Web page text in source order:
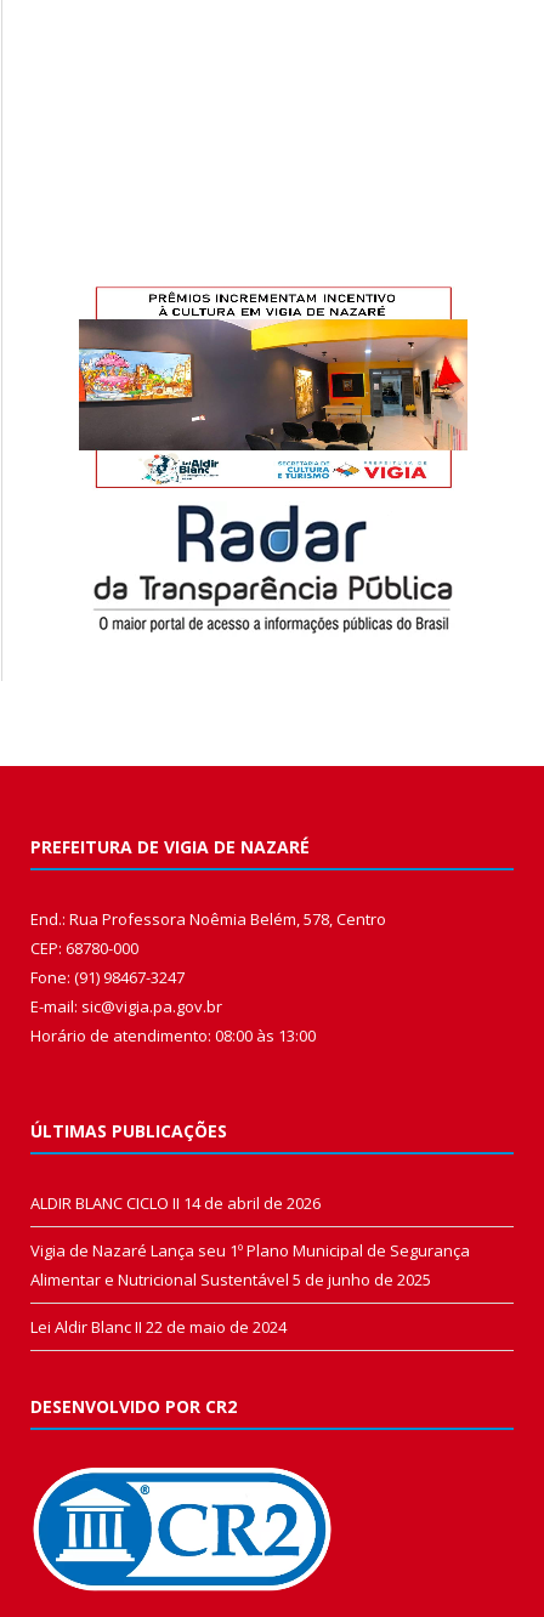
PREFEITURA DE VIGIA DE NAZARÉ
End.: Rua Professora Noêmia Belém, 578, Centro
CEP: 68780-000
Fone: (91) 98467-3247
E-mail: sic@vigia.pa.gov.br
Horário de atendimento: 08:00 às 13:00
ÚLTIMAS PUBLICAÇÕES
ALDIR BLANC CICLO II 14 de abril de 2026
Vigia de Nazaré Lança seu 1º Plano Municipal de Segurança
Alimentar e Nutricional Sustentável 5 de junho de 2025
Lei Aldir Blanc II 22 de maio de 2024
DESENVOLVIDO POR CR2